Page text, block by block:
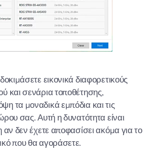
εικονικά διαφορετικούς
και σενάρια τοποθέτησης,
τα μοναδικά εμπόδια και τις
σας. Αυτή η δυνατότητα είναι
αν δεν έχετε αποφασίσει ακόμα για το
που θα αγοράσετε.